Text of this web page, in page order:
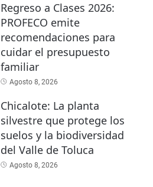
Regreso a Clases 2026:
PROFECO emite
recomendaciones para
cuidar el presupuesto
familiar
Agosto 8, 2026
Chicalote: La planta
silvestre que protege los
suelos y la biodiversidad
del Valle de Toluca
Agosto 8, 2026